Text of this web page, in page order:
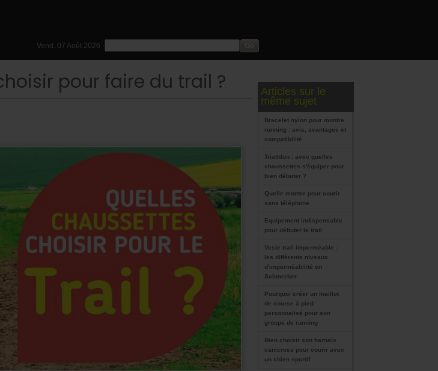
Vend. 07 Août 2026 -
pour faire du trail ?
Articles sur le
même sujet
Bracelet nylon pour montre
running : avis, avantages et
compatibilité
Triathlon : avec quelles
chaussettes s'équiper pour
bien débuter ?
Quelle montre pour courir
sans téléphone
Equipement indispensable
pour débuter le trail
Veste trail imperméable :
les différents niveaux
d'imperméabilité en
Schmerber
Pourquoi créer un maillot
de course à pied
personnalisé pour son
groupe de running
Bien choisir son harnais
canicross pour courir avec
un chien sportif